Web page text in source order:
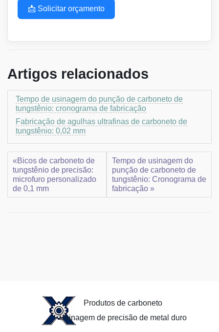
📩 Solicitar orçamento
Artigos relacionados
Tempo de usinagem do punção de carboneto de
tungstênio: cronograma de fabricação
Fabricação de agulhas ultrafinas de carboneto de
tungstênio: 0,02 mm
«Bicos de carboneto de
tungstênio de precisão:
microfuro personalizado
de 0,1 mm
Tempo de usinagem do
punção de carboneto de
tungstênio: Cronograma de
fabricação »
Produtos de carboneto
Usinagem de precisão de metal duro